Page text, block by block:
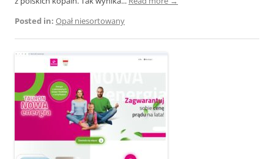
Posted in: Opał niesortowany